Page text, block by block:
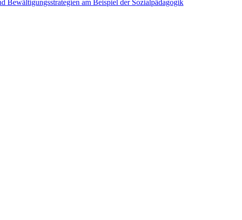
Bewältigungsstrategien am Beispiel der Sozialpädagogik